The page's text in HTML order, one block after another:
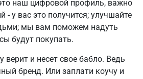
наш цифровой профиль, важно
- у вас это получится; улучшайте
мы вам поможем надуть
будут покупать.
и несет свое бабло. Ведь
бренд. Или заплати коучу и